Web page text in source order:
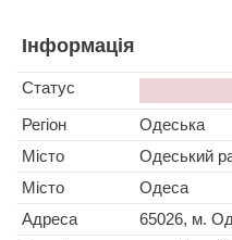
Інформація
Статус
Регіон
Одеська
Місто
Одеський
Місто
Одеса
Адреса
65026, м.